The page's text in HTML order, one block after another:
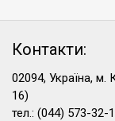
Контакти:
02094, Україна, м.
16)
тел.: (044) 573-32-